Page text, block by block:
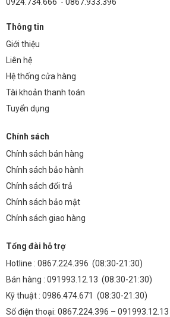
Thông tin
Giới thiệu
Liên hệ
Hệ thống cửa hàng
Tài khoản thanh toán
Tuyển dụng
Chính sách
Chính sách bán hàng
Chính sách bảo hành
Chính sách đổi trả
Chính sách bảo mật
Chính sách giao hàng
Tổng đài hỗ trợ
Hotline : 0867.224.396 (08:30-21:30)
Bán hàng : 091993.12.13 (08:30-21:30)
Kỹ thuật : 0986.474.671 (08:30-21:30)
Số điện thoại: 0867.224.396 –